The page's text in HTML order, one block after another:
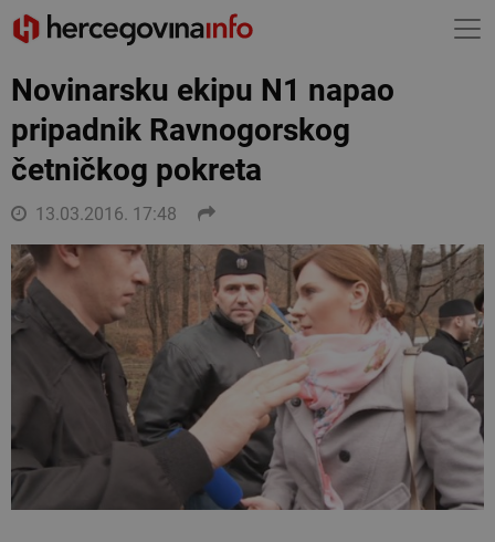
Novinarsku ekipu N1 napao
pripadnik Ravnogorskog
četničkog pokreta
13.03.2016. 17:48